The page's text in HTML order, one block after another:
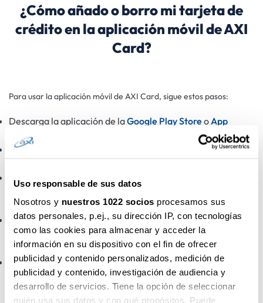
Uso responsable de sus datos
Nosotros y nuestros 1022 socios procesamos sus
datos personales, p.ej., su dirección IP, con tecnologías
como las cookies para almacenar y acceder la
información en su dispositivo con el fin de ofrecer
publicidad y contenido personalizados, medición de
publicidad y contenido, investigación de audiencia y
desarrollo de servicios. Tiene la opción de seleccionar
quién usa sus datos y con qué propósitos. Puede
¿Cómo añado o borro mi tarjeta de
crédito en la aplicación móvil de AXI
Card?
Para usar la aplicación móvil de AXI Card, sigue estos pasos:
Descarga la aplicación de laGoogle Play StoreoApp
Store.
Crea un Código de seguridad fuerte y memorízalo porque
Activa la opción de “Acceso con datos biométricos”. Esto
mejorará la seguridad de la app y podrás confirmar tus
pagos online más rápida y cómodamente.
Introduce tu DNI/NIE y el Número de Referencia de tu
contrato. Lo encontrarás en tu tarjeta debajo de tu
nombre.
Verifica tu número de teléfono introduciendo el Código que
recibirás en un SMS.